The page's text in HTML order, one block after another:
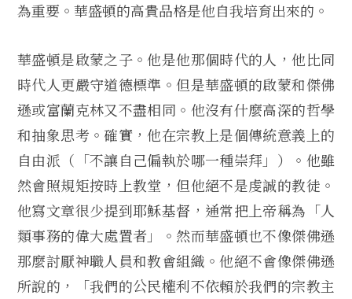
為重要。華盛頓的高貴品格是他自我培育出來的。
華盛頓是啟蒙之子。他是他那個時代的人，他比同
時代人更嚴守道德標準。但是華盛頓的啟蒙和傑佛
遜或富蘭克林又不盡相同。他沒有什麼高深的哲學
和抽象思考。確實，他在宗教上是個傳統意義上的
自由派（「不讓自己偏執於哪一種崇拜」）。他雖
然會照規矩按時上教堂，但他絕不是虔誠的教徒。
他寫文章很少提到耶穌基督，通常把上帝稱為「人
類事務的偉大處置者」。然而華盛頓也不像傑佛遜
那麼討厭神職人員和教會組織。他絕不會像傑佛遜
所說的，「我們的公民權利不依賴於我們的宗教主